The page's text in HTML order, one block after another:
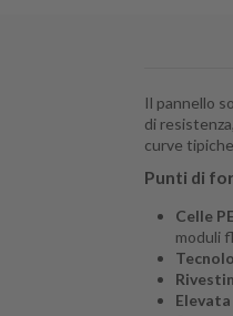
Il pannello
di
curve
Punti di
Celle
moduli